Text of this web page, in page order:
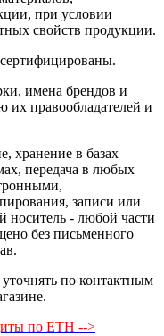
при условии
свойств продукции.
имена брендов и
их правообладателей и
хранение в базах
передача в любых
записи или
носитель - любой части
без письменного
по контактным
по ЕТН -->